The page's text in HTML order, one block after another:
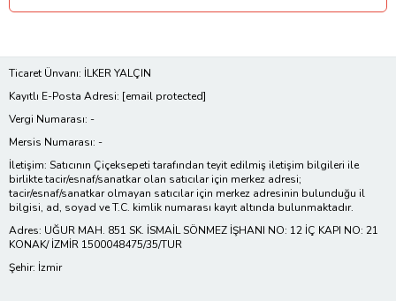
Ticaret Ünvanı: İLKER YALÇIN
Kayıtlı E-Posta Adresi: [email protected]
Vergi Numarası: -
Mersis Numarası: -
İletişim: Satıcının Çiçeksepeti tarafından teyit edilmiş iletişim bilgileri ile
birlikte tacir/esnaf/sanatkar olan satıcılar için merkez adresi;
tacir/esnaf/sanatkar olmayan satıcılar için merkez adresinin bulunduğu il
bilgisi, ad, soyad ve T.C. kimlik numarası kayıt altında bulunmaktadır.
Adres: UĞUR MAH. 851 SK. İSMAİL SÖNMEZ İŞHANI NO: 12 İÇ KAPI NO: 21
KONAK/ İZMİR 1500048475/35/TUR
Şehir: İzmir